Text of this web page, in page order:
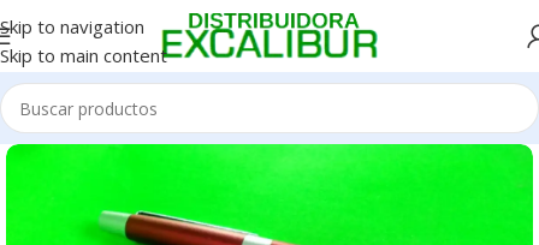
Skip to navigation
Skip to main content